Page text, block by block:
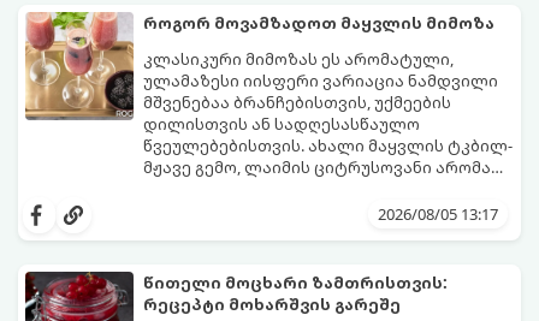
როგორ მოვამზადოთ მაყვლის მიმოზა
კლასიკური მიმოზას ეს არომატული,
ულამაზესი იისფერი ვარიაცია ნამდვილი
მშვენებაა ბრანჩებისთვის, უქმეების
დილისთვის ან სადღესასწაულო
წვეულებებისთვის. ახალი მაყვლის ტკბილ-
მჟავე გემო, ლაიმის ციტრუსოვანი არომატი
საოცრად დახვეწილ და მაგრილებელ
და მის მომზადებას მინიმალური
პორცია
2026/08/05 13:17
წითელი მოცხარი ზამთრისთვის:
რეცეპტი მოხარშვის გარეშე